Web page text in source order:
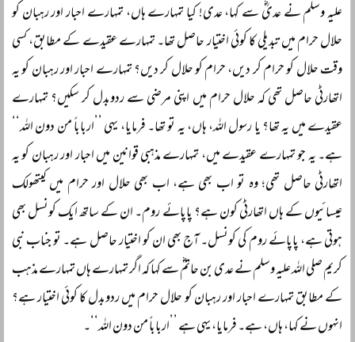
علیہ وسلم نے عدیؓ سے کہا، عدی! کیا تمہارے ہاں، تمہارے احبار اور رہبان کو
حلال حرام میں تبدیلی کا کوئی اختیار حاصل تھا۔ تمہارے عقیدے کے مطابق، کسی
وقت حلال کو حرام کر دیں، حرام کو حلال کر دیں؟ تمہارے احبار اور رہبان کو یہ
اتھارٹی حاصل تھی کہ حلال حرام میں اپنی مرضی سے ردوبدل کر سکیں؟ تمہارے
عقیدے میں یہ تھا؟ یا رسول اللہ، ہاں، یہ تو تھا۔ فرمایا، یہی ’’ارباباً‌ من دون اللہ‘‘
ہے۔ یہ جو تمہارے عقیدے میں، تمہارے مذہبی قوانین میں احبار اور رہبان کو یہ
اتھارٹی حاصل تھی؛ وہ تو اب بھی ہے، اب بھی حلال اور حرام میں کیتھولک
عیسائیوں کے ہاں اتھارٹی کون ہے؟ پاپائے روم۔ ان کے ساتھ ایک کونسل بھی
ہوتی ہے، پاپائے روم کی کونسل۔ آج بھی ان کو اختیار حاصل ہے۔ تو جناب نبی
کریم صلی اللہ علیہ وسلم نے عدی بن حاتمؓ سے کہا کہ اگر تمہارے ہاں تمہارے مذہب
کے مطابق تمہارے احبار اور رہبان کو حلال حرام میں ردوبدل کا کوئی اختیار ہے؟
انہوں نے کہا، ہاں، ہے۔ فرمایا، یہی ہے ’’ارباباً‌ من دون اللہ‘‘۔